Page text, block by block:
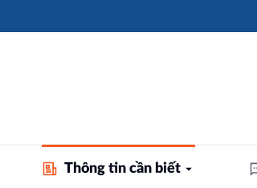
Thông tin cần biết